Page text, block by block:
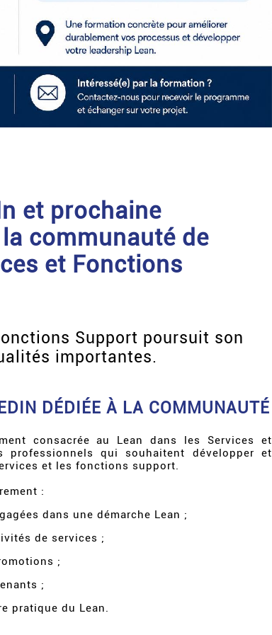
et prochaine
communauté de
et Fonctions
Support poursuit son
importantes.
DÉDIÉE À LA COMMUNAUTÉ
consacrée au Lean dans les Services et
qui souhaitent développer et
et les fonctions support.
:
dans une démarche Lean ;
de services ;
;
;
pratique du Lean.